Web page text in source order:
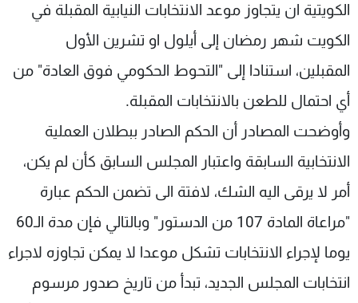
الكويتية ان يتجاوز موعد الانتخابات النيابية المقبلة في
الكويت شهر رمضان إلى أيلول او تشرين الأول
المقبلين، استنادا إلى "التحوط الحكومي فوق العادة" من
أي احتمال للطعن بالانتخابات المقبلة.
وأوضحت المصادر أن الحكم الصادر ببطلان العملية
الانتخابية السابقة واعتبار المجلس السابق كأن لم يكن،
أمر لا يرقى اليه الشك، لافتة الى تضمن الحكم عبارة
"مراعاة المادة 107 من الدستور" وبالتالي فإن مدة الـ60
يوما لإجراء الانتخابات تشكل موعدا لا يمكن تجاوزه لاجراء
انتخابات المجلس الجديد، تبدأ من تاريخ صدور مرسوم
عن MTV
الإنـتـاج
لاعلاناتكم
وظائف
تواصل معنا
شروط الإسـتخدام
سياسة الخصوصية